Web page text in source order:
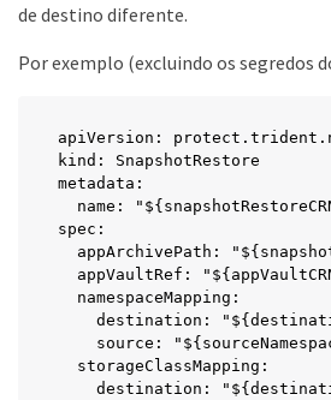
de destino diferente.
Por exemplo (excluindo os segredos
apiVersion:
kind: SnapshotRestore
metadata:
name:
spec:
appArchivePath:
appVaultRef:
  namespaceMapping:
destination:
source:
  storageClassMapping:
destination: